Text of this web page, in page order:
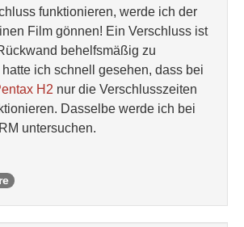
funktionieren, werde ich der
Film gönnen! Ein Verschluss ist
behelfsmäßig zu
ich schnell gesehen, dass bei
H2 nur die Verschlusszeiten
Dasselbe werde ich bei
untersuchen.